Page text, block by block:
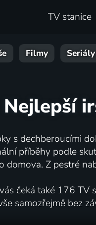
TV stanice
Filmy Seriály
Nejlepší
s dechberoucími
příběhy podle
domova. Z pestré
čeká také 176 TV
samozřejmě bez